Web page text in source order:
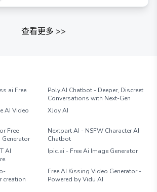
查看更多 >>
ai Free
Poly.AI Chatbot - Deeper, Discreet
Conversations with Next-Gen
AI Video
XJoy AI
Free
Nextpart AI - NSFW Character AI
Chatbot
AI
Ipic.ai - Free Ai Image Generator
creation
Free AI Kissing Video Generator -
Powered by Vidu AI